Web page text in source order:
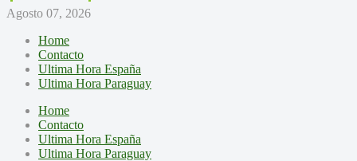
Agosto 07, 2026
Home
Contacto
Ultima Hora España
Ultima Hora Paraguay
Home
Contacto
Ultima Hora España
Ultima Hora Paraguay